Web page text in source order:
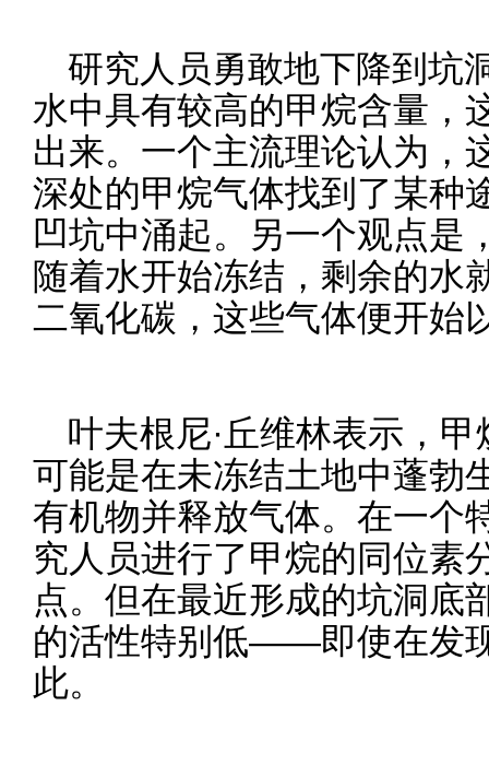
研究人员勇敢地下降到坑
水中具有较高的甲烷含量，
出来。一个主流理论认为，
深处的甲烷气体找到了某种
凹坑中涌起。另一个观点是
随着水开始冻结，剩余的水
二氧化碳，这些气体便开始
叶夫根尼·丘维林表示，
可能是在未冻结土地中蓬勃
有机物并释放气体。在一个
究人员进行了甲烷的同位素
点。但在最近形成的坑洞底
的活性特别低——即使在发
此。